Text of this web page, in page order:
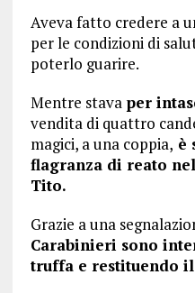
Aveva fatto credere a
per le condizioni di
poterlo guarire.
Mentre stavaper
vendita di quattro
magici, a una coppia, è
flagranza di reato
Tito.
Grazie a una
Carabinieri sono
truffa e restituendo